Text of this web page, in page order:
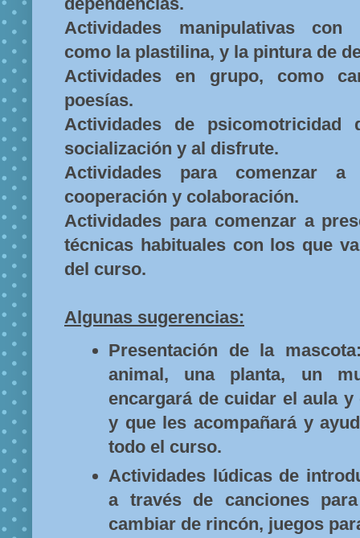
Actividades manipulativas con
como la plastilina, y la pintura de
Actividades en grupo, como
poesías.
Actividades de psicomotricidad
socialización y al disfrute.
Actividades para comenzar
cooperación y colaboración.
Actividades para comenzar a
técnicas habituales con los que
del curso.
Algunas sugerencias:
Presentación de la
animal, una planta, un
encargará de cuidar el aula
y que les acompañará y
todo el curso.
Actividades lúdicas de
a través de canciones
cambiar de rincón, juegos